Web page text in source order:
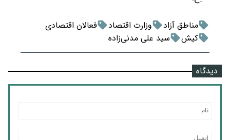
مناطق آزاد وزارت اقتصاد
فعالان اقتصادی
کیش
سید علی مدنی‌زاده
دیدگاه